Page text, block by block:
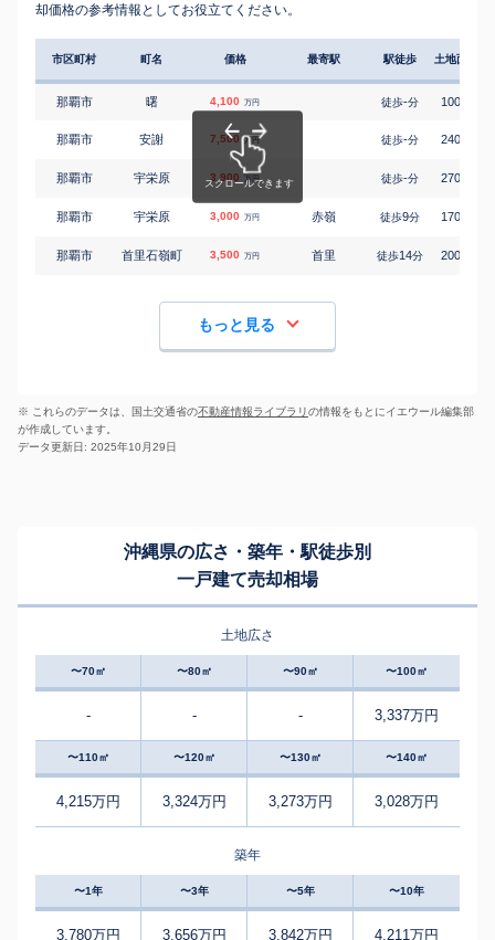
却価格の参考情報としてお役立てください。
市区町村 町名 価格 最寄駅 駅徒歩 土地面積
那覇市 曙 4,100 万円 徒歩-分 100
那覇市 安謝 7,500 万円 徒歩-分 240
那覇市 宇栄原 3,900 万円 徒歩-分 270
那覇市 宇栄原 3,000 万円 赤嶺 徒歩9分 170
那覇市 首里石嶺町 3,500 万円 首里 徒歩14分 200
もっと見る
※ これらのデータは、国土交通省の不動産情報ライブラリの情報をもとにイエウール編集部
が作成しています。
データ更新日: 2025年10月29日
沖縄県の広さ・築年・駅徒歩別
一戸建て売却相場
土地広さ
〜70㎡ 〜80㎡ 〜90㎡ 〜100㎡
- - - 3,337万円
〜110㎡ 〜120㎡ 〜130㎡ 〜140㎡
4,215万円 3,324万円 3,273万円 3,028万円
築年
〜1年 〜3年 〜5年 〜10年
3,780万円 3,656万円 3,842万円 4,211万円